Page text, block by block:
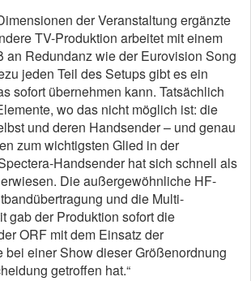
der Veranstaltung ergänzte
TV-Produktion arbeitet mit einem
an Redundanz wie der Eurovision Song
jeden Teil des Setups gibt es ein
sofort übernehmen kann. Tatsächlich
wo das nicht möglich ist: die
und deren Handsender – und genau
zum wichtigsten Glied in der
Handsender hat sich schnell als
Die außergewöhnliche HF-
und die Multi-
gab der Produktion sofort die
ORF mit dem Einsatz der
bei einer Show dieser Größenordnung
getroffen hat.“